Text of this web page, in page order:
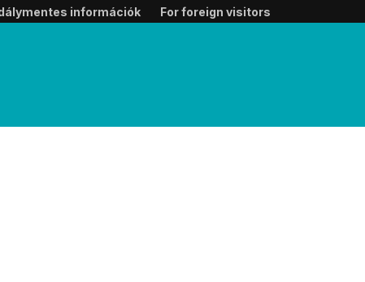
információk For foreign visitors